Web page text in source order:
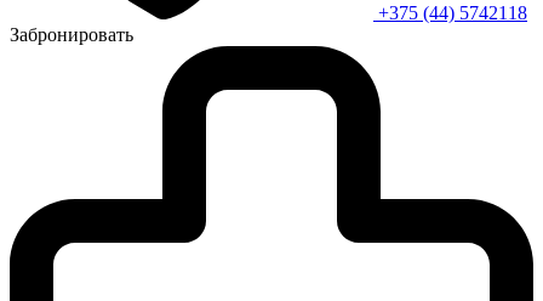
+375 (44) 5742118
Забронировать